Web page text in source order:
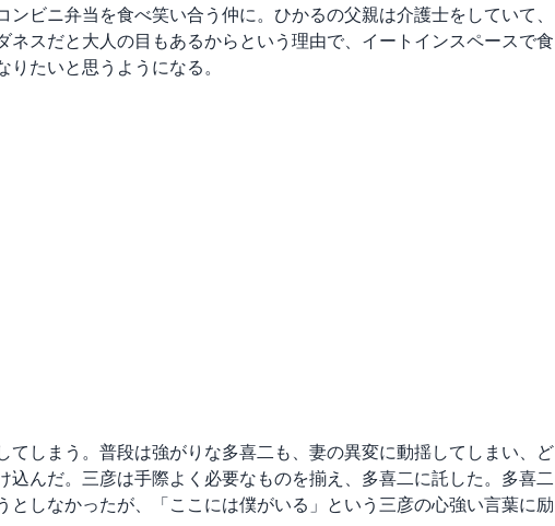
ビニ弁当を食べ笑い合う仲に。ひかるの父親は介護士をしていて、
ネスだと大人の目もあるからという理由で、イートインスペースで食
たいと思うようになる。
てしまう。普段は強がりな多喜二も、妻の異変に動揺してしまい、ど
込んだ。三彦は手際よく必要なものを揃え、多喜二に託した。多喜二
としなかったが、「ここには僕がいる」という三彦の心強い言葉に励